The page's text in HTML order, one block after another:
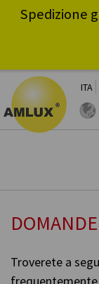
Spedizione
ITA
Troverete a